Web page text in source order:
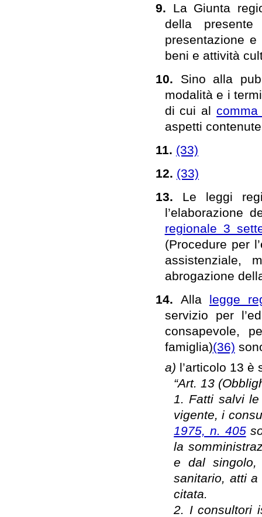
9. La Giunta
della
presentazione
beni e attività
10. Sino alla
modalità e i
di cui alcomma
aspetti
11. (33)
12. (33)
13. Le leggi
l’elaborazione
regionale 3
(Procedure per
assistenziale,
abrogazione
14. Alla legge
servizio per
consapevole,
famiglia)(36)
a) l’articolo 13 è
“Art. 13
1. Fatti salvi
vigente, i
1975, n. 405
la
e dal singolo,
sanitario, atti a
citata.
2. I consultori